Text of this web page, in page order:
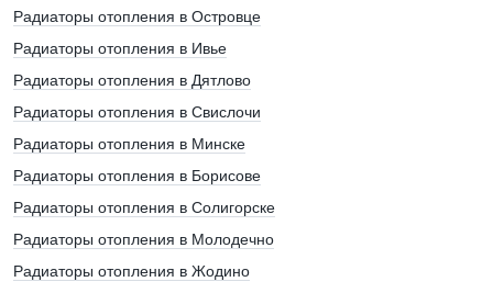
Радиаторы отопления в Островце
Радиаторы отопления в Ивье
Радиаторы отопления в Дятлово
Радиаторы отопления в Свислочи
Радиаторы отопления в Минске
Радиаторы отопления в Борисове
Радиаторы отопления в Солигорске
Радиаторы отопления в Молодечно
Радиаторы отопления в Жодино